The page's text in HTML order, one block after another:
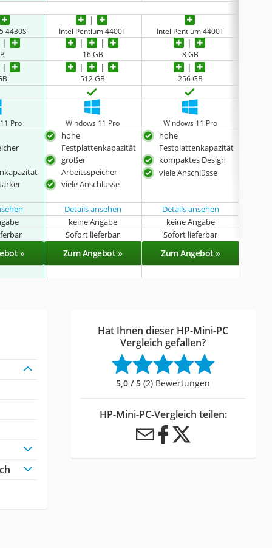
4430S Intel Pentium 4400T Intel Pentium 4400T
16 GB 8 GB
512 GB 256 GB
Pro Windows 11 Pro Windows 11 Pro
hohe
Festplattenkapazität
großer
Arbeitsspeicher
viele Anschlüsse
hohe
Festplattenkapazität
kompaktes Design
viele Anschlüsse
Details ansehen
Details ansehen
keine Angabe keine Angabe
Sofort lieferbar Sofort lieferbar
» Zum Angebot » Zum Angebot »
Hat Ihnen dieser HP-Mini-PC
Vergleich gefallen?
5,0 / 5 (2) Bewertungen
HP-Mini-PC-Vergleich teilen: